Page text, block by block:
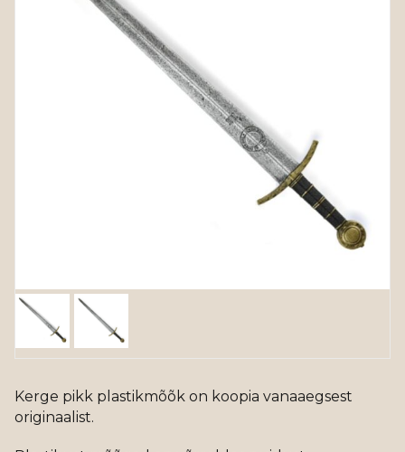
Kerge pikk plastikmõõk on koopia vanaaegsest
originaalist.